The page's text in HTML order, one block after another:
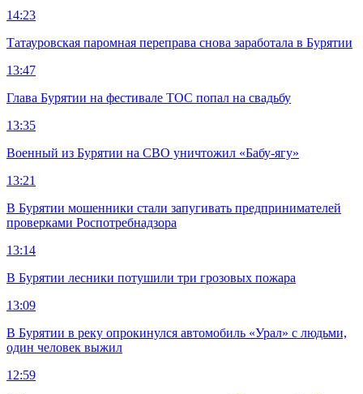
14:23
Татауровская паромная переправа снова заработала в Бурятии
13:47
Глава Бурятии на фестивале ТОС попал на свадьбу
13:35
Военный из Бурятии на СВО уничтожил «Бабу-ягу»
13:21
В Бурятии мошенники стали запугивать предпринимателей
проверками Роспотребнадзора
13:14
В Бурятии лесники потушили три грозовых пожара
13:09
В Бурятии в реку опрокинулся автомобиль «Урал» с людьми,
один человек выжил
12:59